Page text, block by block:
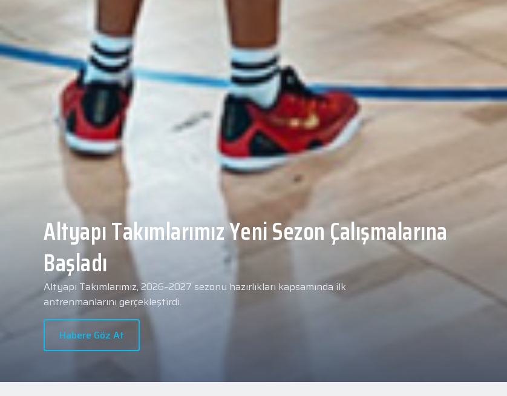
Yeni transferimiz Collin Malcolm, Anadolu Sağlık
Merkezi Hastanesi'nde sağlık kontrolünden
geçti.
2026 - 2027 sezonu öncesindeki transfer çalışmalarımız kapsamında yeni
transferlerimizden Collin Malcolm, bugün partnerimiz Anadolu Sağlık Merkezi
Hastanesi'nde kapsamlı sağlık kontrollerinden geçti.
Habere Göz At